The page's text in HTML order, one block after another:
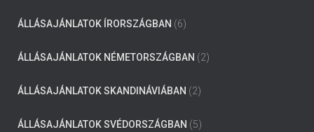
ÁLLÁSAJÁNLATOK ÍRORSZÁGBAN (6)
ÁLLÁSAJÁNLATOK NÉMETORSZÁGBAN (2)
ÁLLÁSAJÁNLATOK SKANDINÁVIÁBAN (2)
ÁLLÁSAJÁNLATOK SVÉDORSZÁGBAN (5)